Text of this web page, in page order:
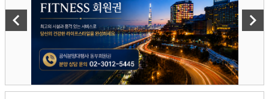
keyboard_arrow_left keyboard_arrow_right